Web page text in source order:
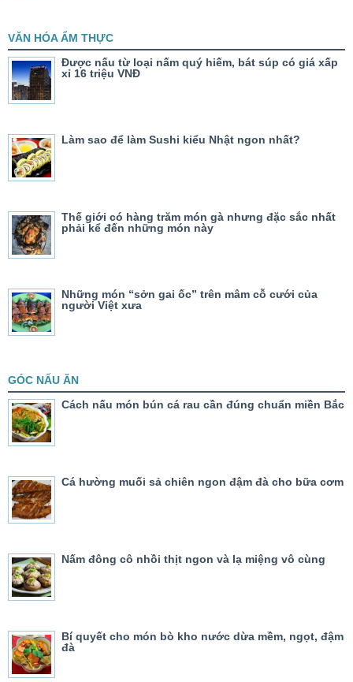
VĂN HÓA ẨM THỰC
Được nấu từ loại nấm quý hiếm, bát súp có giá xấp
xỉ 16 triệu VNĐ
Làm sao để làm Sushi kiểu Nhật ngon nhất?
Thế giới có hàng trăm món gà nhưng đặc sắc nhất
phải kể đến những món này
Những món “sởn gai ốc” trên mâm cỗ cưới của
người Việt xưa
GÓC NẤU ĂN
Cách nấu món bún cá rau cần đúng chuẩn miền Bắc
Cá hường muối sả chiên ngon đậm đà cho bữa cơm
Nấm đông cô nhồi thịt ngon và lạ miệng vô cùng
Bí quyết cho món bò kho nước dừa mềm, ngọt, đậm
đà